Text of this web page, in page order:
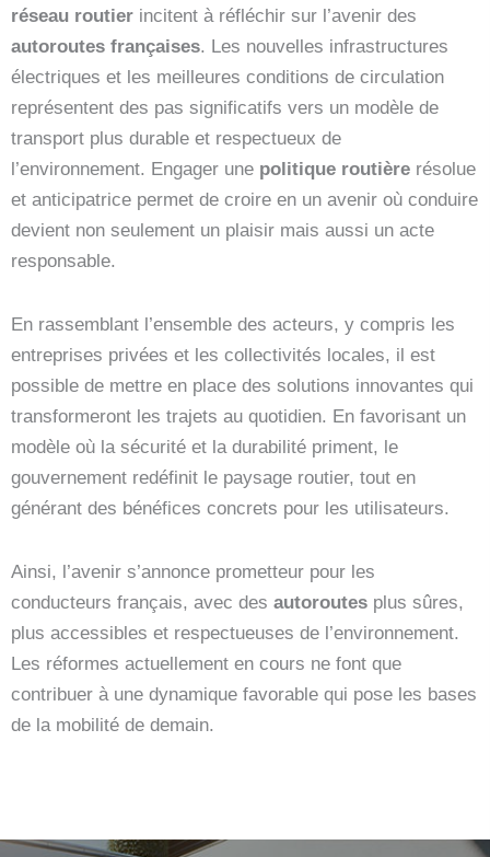
réseau routier incitent à réfléchir sur l’avenir des
autoroutes françaises. Les nouvelles infrastructures
électriques et les meilleures conditions de circulation
représentent des pas significatifs vers un modèle de
transport plus durable et respectueux de
l’environnement. Engager une politique routière résolue
et anticipatrice permet de croire en un avenir où conduire
devient non seulement un plaisir mais aussi un acte
responsable.
En rassemblant l’ensemble des acteurs, y compris les
entreprises privées et les collectivités locales, il est
possible de mettre en place des solutions innovantes qui
transformeront les trajets au quotidien. En favorisant un
modèle où la sécurité et la durabilité priment, le
gouvernement redéfinit le paysage routier, tout en
générant des bénéfices concrets pour les utilisateurs.
Ainsi, l’avenir s’annonce prometteur pour les
conducteurs français, avec des autoroutes plus sûres,
plus accessibles et respectueuses de l’environnement.
Les réformes actuellement en cours ne font que
contribuer à une dynamique favorable qui pose les bases
de la mobilité de demain.